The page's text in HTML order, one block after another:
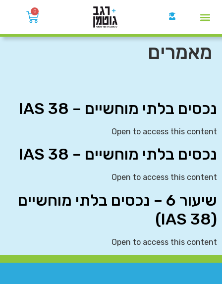
0
מאמרים
נכסים בלתי מוחשיים – IAS 38
Open to access this content
נכסים בלתי מוחשיים – IAS 38
Open to access this content
שיעור 6 – נכסים בלתי מוחשיים
(IAS 38)
Open to access this content